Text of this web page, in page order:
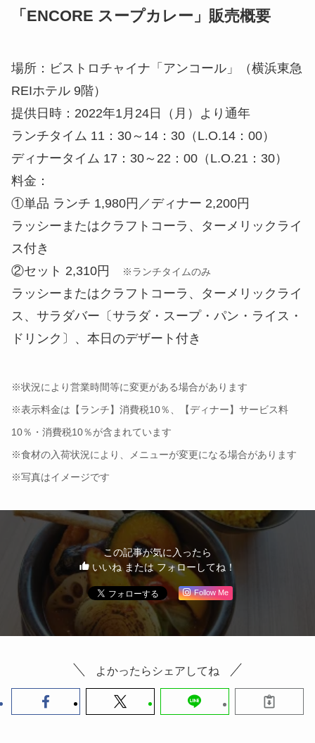
「ENCORE スープカレー」販売概要
場所：ビストロチャイナ「アンコール」（横浜東急
REIホテル 9階）
提供日時：2022年1月24日（月）より通年
ランチタイム 11：30～14：30（L.O.14：00）
ディナータイム 17：30～22：00（L.O.21：30）
料金：
①単品 ランチ 1,980円／ディナー 2,200円
ラッシーまたはクラフトコーラ、ターメリックライ
ス付き
②セット 2,310円
※ランチタイムのみ
ラッシーまたはクラフトコーラ、ターメリックライ
ス、サラダバー〔サラダ・スープ・パン・ライス・
ドリンク〕、本日のデザート付き
※状況により営業時間等に変更がある場合があります
※表示料金は【ランチ】消費税10％、【ディナー】サービス料
10％・消費税10％が含まれています
※食材の入荷状況により、メニューが変更になる場合があります
※写真はイメージです
この記事が気に入ったら
いいね または フォローしてね！
Follow Me
よかったらシェアしてね